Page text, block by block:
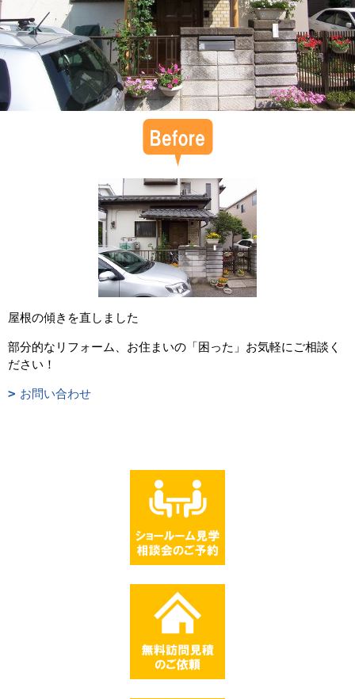
屋根の傾きを直しました
部分的なリフォーム、お住まいの「困った」お気軽にご相談く
ださい！
お問い合わせ